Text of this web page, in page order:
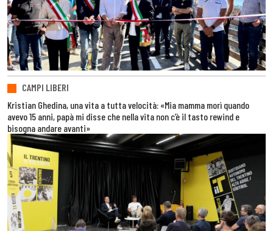
CAMPI LIBERI
Kristian Ghedina, una vita a tutta velocità: «Mia mamma morì quando
avevo 15 anni, papà mi disse che nella vita non c’è il tasto rewind e
bisogna andare avanti»